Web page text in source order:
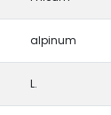
alpinum
L.